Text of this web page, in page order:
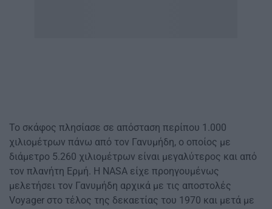
Το σκάφος πλησίασε σε απόσταση περίπου 1.000
χιλιομέτρων πάνω από τον Γανυμήδη, ο οποίος με
διάμετρο 5.260 χιλιομέτρων είναι μεγαλύτερος και από
τον πλανήτη Ερμή. Η NASA είχε προηγουμένως
μελετήσει τον Γανυμήδη αρχικά με τις αποστολές
Voyager στο τέλος της δεκαετίας του 1970 και μετά με